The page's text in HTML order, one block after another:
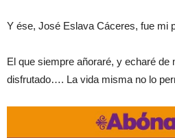
Y ése, José Eslava Cáceres, fue mi
El que siempre añoraré, y echaré de
disfrutado…. La vida misma no lo